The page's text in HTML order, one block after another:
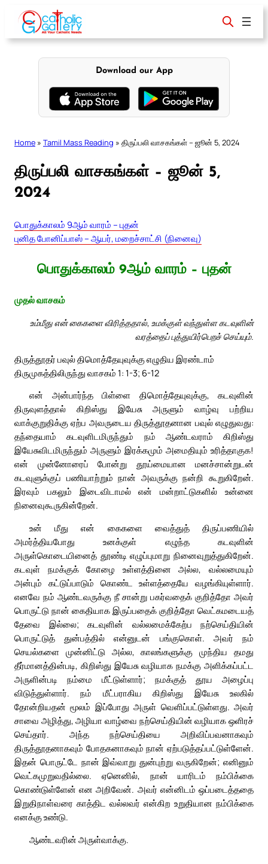
content
Download our App
Home » Tamil Mass Reading » திருப்பலி வாசகங்கள் – ஜூன் 5, 2024
திருப்பலி வாசகங்கள் – ஜூன் 5,
2024
பொதுக்காலம் 9ஆம் வாரம் – புதன்
புனித போனிப்பாஸ் – ஆயர், மறைச்சாட்சி (நினைவு)
பொதுக்காலம் 9ஆம் வாரம் – புதன்
முதல் வாசகம்
உம்மீது என் கைகளை விரித்ததால், உமக்குள் வந்துள்ள கடவுளின்
வரத்தைப் புத்துயிர்பெறச் செய்யும்.
திருத்தூதர் பவுல் திமொத்தேயுவுக்கு எழுதிய இரண்டாம்
திருமுகத்திலிருந்து வாசகம் 1: 1-3; 6-12
என் அன்பார்ந்த பிள்ளை திமொத்தேயுவுக்கு, கடவுளின்
திருவுளத்தால் கிறிஸ்து இயேசு அருளும் வாழ்வு பற்றிய
வாக்குறுதிக்கு ஏற்ப அவருடைய திருத்தூதனான பவுல் எழுதுவது:
தந்தையாம் கடவுளிடமிருந்தும் நம் ஆண்டவராம் கிறிஸ்து
இயேசுவிடமிருந்தும் அருளும் இரக்கமும் அமைதியும் உரித்தாகுக!
என் முன்னோரைப் போன்று தூய்மையான மனச்சான்றுடன்
கடவுளுக்குப் பணியாற்றும் நான் அவருக்கு நன்றி கூறுகிறேன்.
இரவும் பகலும் இடைவிடாமல் என் மன்றாட்டுகளில் உன்னை
நினைவுகூருகின்றேன்.
உன் மீது என் கைகளை வைத்துத் திருப்பணியில்
அமர்த்தியபோது உனக்குள் எழுந்த கடவுளின்
அருள்கொடையினைத் தூண்டி எழுப்புமாறு நினைவுறுத்துகிறேன்.
கடவுள் நமக்குக் கோழை உள்ளத்தினை அல்ல, வல்லமையும்
அன்பும் கட்டுப்பாடும் கொண்ட உள்ளத்தையே வழங்கியுள்ளார்.
எனவே நம் ஆண்டவருக்கு நீ சான்று பகர்வதைக் குறித்தோ அவர்
பொருட்டு நான் கைதியாக இருப்பதைக் குறித்தோ வெட்கமடையத்
தேவை இல்லை; கடவுளின் வல்லமைக்கேற்ப நற்செய்தியின்
பொருட்டுத் துன்பத்தில் என்னுடன் பங்குகொள். அவர் நம்
செயல்களை முன்னிட்டு அல்ல, காலங்களுக்கு முந்திய தமது
தீர்மானத்தின்படி, கிறிஸ்து இயேசு வழியாக நமக்கு அளிக்கப்பட்ட
அருளின்படி நம்மை மீட்டுள்ளார்; நமக்குத் தூய அழைப்பு
விடுத்துள்ளார். நம் மீட்பராகிய கிறிஸ்து இயேசு உலகில்
தோன்றியதன் மூலம் இப்போது அருள் வெளிப்பட்டுள்ளது. அவர்
சாவை அழித்து, அழியா வாழ்வை நற்செய்தியின் வழியாக ஒளிரச்
செய்தார். அந்த நற்செய்தியை அறிவிப்பவனாகவும்
திருத்தூதனாகவும் போதகனாகவும் நான் ஏற்படுத்தப்பட்டுள்ளேன்.
இதன் பொருட்டே நான் இவ்வாறு துன்புற்று வருகிறேன்; எனினும்
வெட்கமுறுவதில்லை. ஏனெனில், நான் யாரிடம் நம்பிக்கை
கொண்டுள்ளேன் என அறிவேன். அவர் என்னிடம் ஒப்படைத்ததை
இறுதிநாள்வரை காத்திட வல்லவர் என்கிற உறுதியான நம்பிக்கை
எனக்கு உண்டு.
ஆண்டவரின் அருள்வாக்கு.